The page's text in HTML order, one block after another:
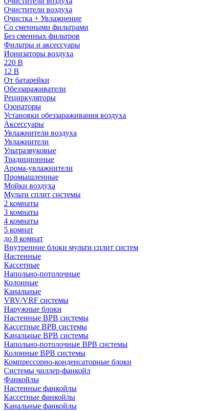
Очистители воздуха
Очистка + Увлажнение
Cо сменными фильтрами
Без сменных фильтров
Фильтры и аксессуары
Ионизаторы воздуха
220 В
12 В
От батарейки
Обеззараживатели
Рециркуляторы
Озонаторы
Установки обеззараживания воздуха
Аксессуары
Увлажнители воздуха
Увлажнители
Ультразвуковые
Традиционные
Арома-увлажнители
Промышленные
Мойки воздуха
Мульти сплит системы
2 комнаты
3 комнаты
4 комнаты
5 комнат
до 8 комнат
Внутренние блоки мульти сплит систем
Настенные
Кассетные
Напольно-потолочные
Колонные
Канальные
VRV/VRF системы
Наружные блоки
Настенные ВРВ системы
Кассетные ВРВ системы
Канальные ВРВ системы
Напольно-потолочные ВРВ системы
Колонные ВРВ системы
Компрессорно-конденсаторные блоки
Системы чиллер-фанкойл
Фанкойлы
Настенные фанкойлы
Кассетные фанкойлы
Канальные фанкойлы